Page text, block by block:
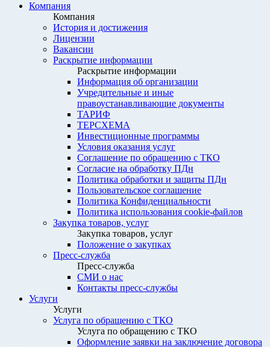
Компания
Компания
История и достижения
Лицензии
Вакансии
Раскрытие информации
Раскрытие информации
Информация об организации
Учредительные и иные
правоустанавливающие документы
ТАРИФ
ТЕРСХЕМА
Инвестиционные программы
Условия оказания услуг
Соглашение по обращению с ТКО
Согласие на обработку ПДн
Политика обработки и защиты ПДн
Пользовательское соглашение
Политика Конфиденциальности
Политика использования cookie-файлов
Закупка товаров, услуг
Закупка товаров, услуг
Положение о закупках
Пресс-служба
Пресс-служба
СМИ о нас
Контакты пресс-службы
Услуги
Услуги
Услуга по обращению с ТКО
Услуга по обращению с ТКО
Оформление заявки на заключение договора